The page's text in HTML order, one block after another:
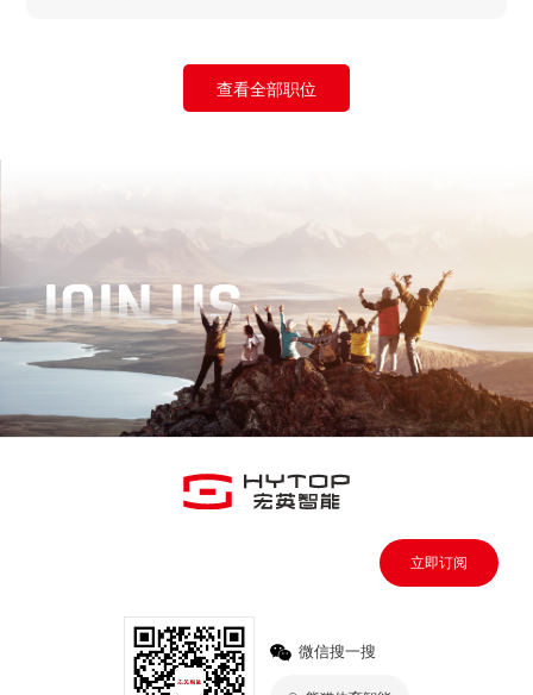
查看全部职位
立即订阅
微信搜一搜